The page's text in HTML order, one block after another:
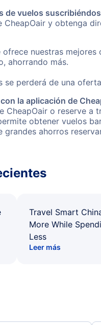
de vuelos
CheapOair y obtenga
ofrece nuestras
ahorrando más.
se perderá de una
la aplicación de
CheapOair o reserve
obtener vuelos
ahorros
Travel Smart
More While
Less
Leer más